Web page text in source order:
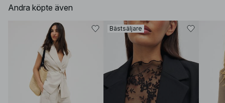
Andra köpte även
Bästsäljare